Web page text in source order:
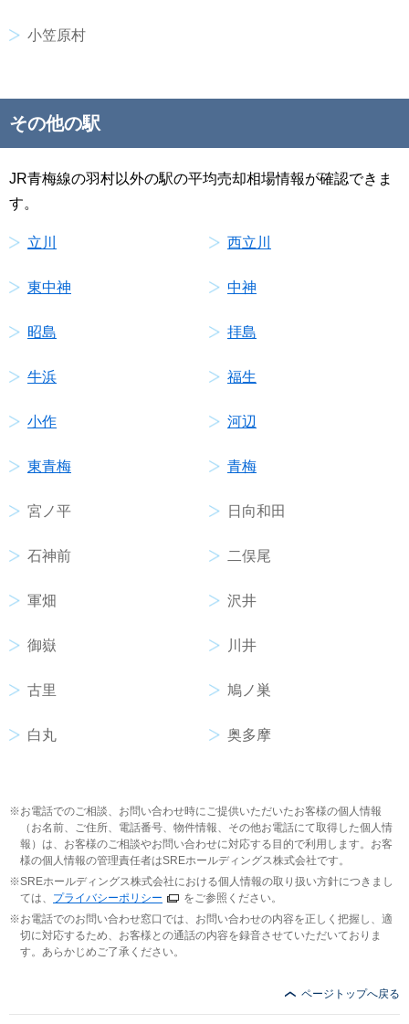
小笠原村
その他の駅
JR青梅線の羽村以外の駅の平均売却相場情報が確認できま
す。
立川 西立川
東中神 中神
昭島 拝島
牛浜 福生
小作 河辺
東青梅 青梅
宮ノ平 日向和田
石神前 二俣尾
軍畑 沢井
御嶽 川井
古里 鳩ノ巣
白丸 奥多摩
お電話でのご相談、お問い合わせ時にご提供いただいたお客様の個人情報
（お名前、ご住所、電話番号、物件情報、その他お電話にて取得した個人情
報）は、お客様のご相談やお問い合わせに対応する目的で利用します。お客
様の個人情報の管理責任者はSREホールディングス株式会社です。
SREホールディングス株式会社における個人情報の取り扱い方針につきまし
ては、 プライバシーポリシー
をご参照ください。
お電話でのお問い合わせ窓口では、お問い合わせの内容を正しく把握し、適
切に対応するため、お客様との通話の内容を録音させていただいておりま
す。あらかじめご了承ください。
ページトップへ戻る